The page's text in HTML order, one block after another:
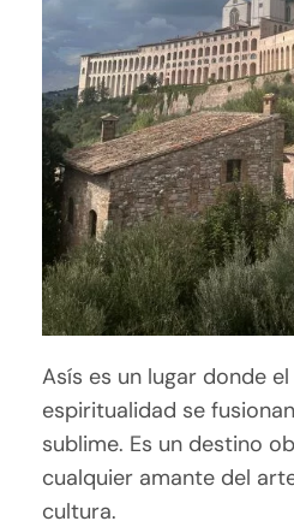
Asís es un lugar donde
espiritualidad se
sublime. Es un destino
cualquier amante del
cultura.